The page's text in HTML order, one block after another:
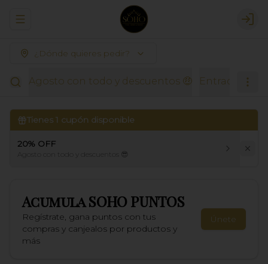
Abrir menu de navegación
¿Dónde quieres pedir?
Agosto con todo y descuentos 🤑 Entradas
Tienes 1 cupón disponible
20% OFF
Agosto con todo y descuentos 😎
AcumulaSOHO PUNTOS
Regístrate, gana puntos con tus
compras y canjealos por productos y
más
Únete